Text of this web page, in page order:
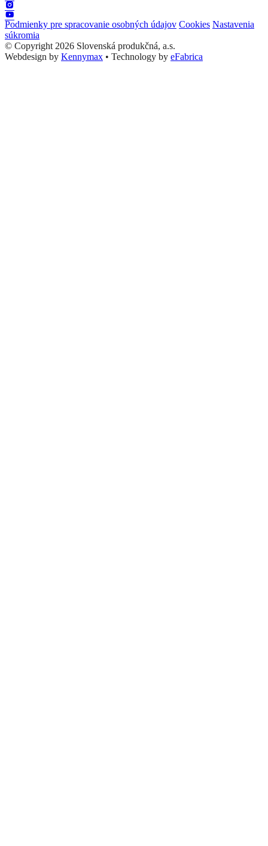
Podmienky pre spracovanie osobných údajov Cookies Nastavenia
súkromia
© Copyright 2026 Slovenská produkčná, a.s.
Webdesign by Kennymax • Technology by eFabrica